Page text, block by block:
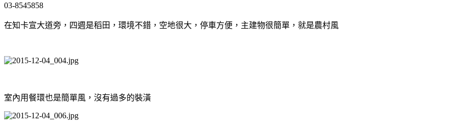
03-8545858
在知卡宣大道旁，四週是稻田，環境不錯，空地很大，停車方便，主建物很簡單，就是農村風
室內用餐環也是簡單風，沒有過多的裝潢